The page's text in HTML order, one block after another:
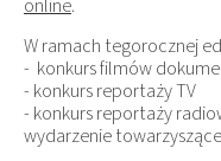
online.
W ramach tegorocznej
- konkurs filmów
- konkurs reportaży TV
- konkurs reportaży
wydarzenie